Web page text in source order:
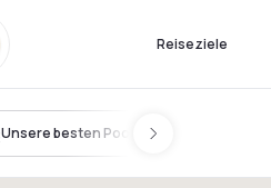
Reiseziele
Unsere besten Pools